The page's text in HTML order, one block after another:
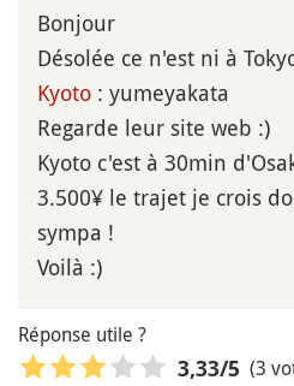
Bonjour
Désolée ce n'est ni à
Kyoto : yumeyakata
Regarde leur site web :)
Kyoto c'est à 30min
3.500¥ le trajet je crois
sympa !
Voilà :)
Réponse utile ?
3,33/5 (3